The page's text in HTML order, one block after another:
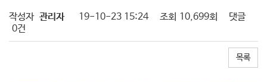
작성자 관리자 19-10-23 15:24 조회 10,699회
댓글
0건
목록